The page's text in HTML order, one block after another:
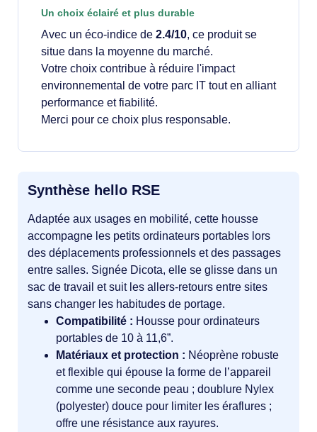
Un choix éclairé et plus durable
Avec un éco-indice de 2.4/10, ce produit se
situe dans la moyenne du marché.
Votre choix contribue à réduire l'impact
environnemental de votre parc IT tout en alliant
performance et fiabilité.
Merci pour ce choix plus responsable.
Synthèse hello RSE
Adaptée aux usages en mobilité, cette housse
accompagne les petits ordinateurs portables lors
des déplacements professionnels et des passages
entre salles. Signée Dicota, elle se glisse dans un
sac de travail et suit les allers‑retours entre sites
sans changer les habitudes de portage.
Compatibilité : Housse pour ordinateurs
portables de 10 à 11,6”.
Matériaux et protection : Néoprène robuste
et flexible qui épouse la forme de l’appareil
comme une seconde peau ; doublure Nylex
(polyester) douce pour limiter les éraflures ;
offre une résistance aux rayures.